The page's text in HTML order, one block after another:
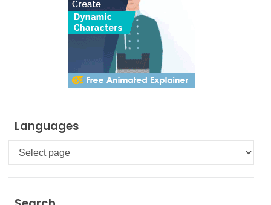
Languages
Languages